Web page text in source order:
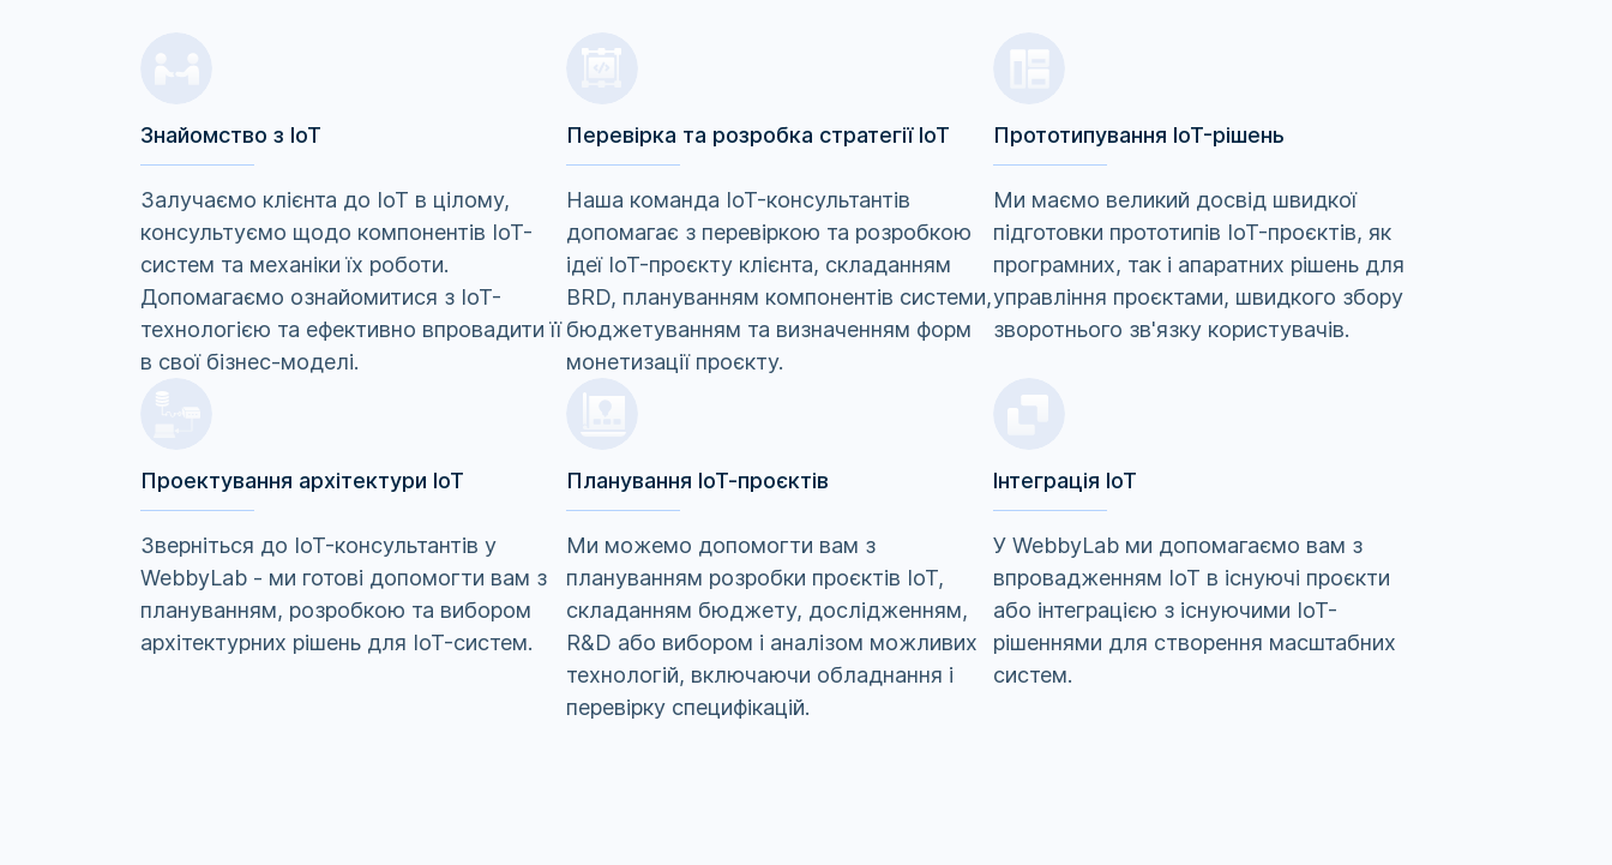
Знайомство з IoT
Залучаємо клієнта до IoT в цілому,
консультуємо щодо компонентів IoT-
систем та механіки їх роботи.
Допомагаємо ознайомитися з IoT-
технологією та ефективно впровадити її
в свої бізнес-моделі.
Перевірка та розробка стратегії ІоТ
Наша команда IoT-консультантів
допомагає з перевіркою та розробкою
ідеї IoT-проєкту клієнта, складанням
BRD, плануванням компонентів системи,
бюджетуванням та визначенням форм
монетизації проєкту.
Прототипування IoT-рішень
Ми маємо великий досвід швидкої
підготовки прототипів IoT-проєктів, як
програмних, так і апаратних рішень для
управління проєктами, швидкого збору
зворотнього зв'язку користувачів.
Проектування архітектури IoT
Зверніться до IoT-консультантів у
WebbyLab - ми готові допомогти вам з
плануванням, розробкою та вибором
архітектурних рішень для IoT-систем.
Планування ІоТ-проєктів
Ми можемо допомогти вам з
плануванням розробки проєктів IoT,
складанням бюджету, дослідженням,
R&D або вибором і аналізом можливих
технологій, включаючи обладнання і
перевірку специфікацій.
Інтеграція IoT
У WebbyLab ми допомагаємо вам з
впровадженням IoT в існуючі проєкти
або інтеграцією з існуючими IoT-
рішеннями для створення масштабних
систем.